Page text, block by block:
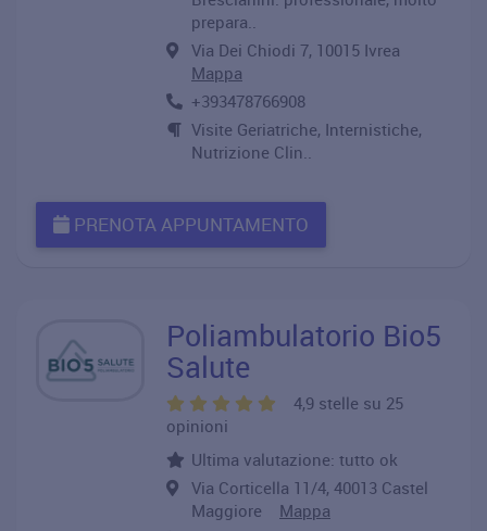
prepara..
Via Dei Chiodi 7, 10015 Ivrea
Mappa
+393478766908
Visite Geriatriche, Internistiche,
Nutrizione Clin..
PRENOTA APPUNTAMENTO
Poliambulatorio Bio5
Salute
4,9 stelle su 25
opinioni
Ultima valutazione: tutto ok
Via Corticella 11/4, 40013 Castel
Maggiore Mappa